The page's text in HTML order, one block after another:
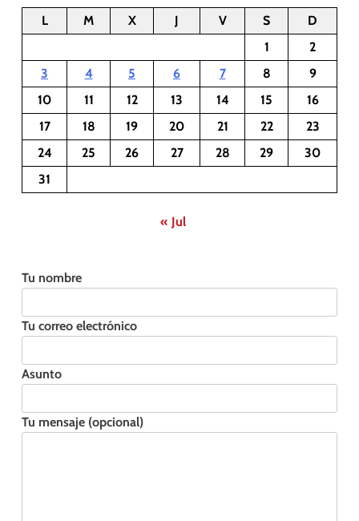
L M X J V S
D
1
2
3
4 5 6 7 8
9
10
11 12 13 14 15
16
17
18 19 20 21 22
23
24
25 26 27 28 29
30
31
« Jul
Tu nombre
Tu correo electrónico
Asunto
Tu mensaje (opcional)